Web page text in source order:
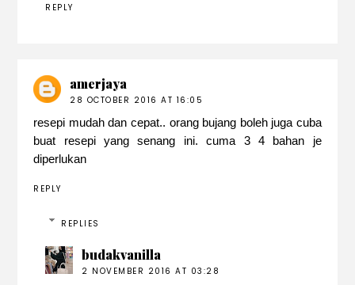
REPLY
amerjaya
28 OCTOBER 2016 AT 16:05
resepi mudah dan cepat.. orang bujang boleh juga cuba
buat resepi yang senang ini. cuma 3 4 bahan je
diperlukan
REPLY
REPLIES
budakvanilla
2 NOVEMBER 2016 AT 03:28